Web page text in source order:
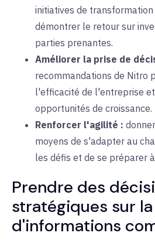
initiatives de
démontrer le retour sur
parties prenantes.
Améliorer la prise de
recommandations de Nitro
l'efficacité de l'entreprise
opportunités de croissance.
Renforcer l'agilité :
moyens de s'adapter au
les défis et de se préparer
Prendre des
stratégiques sur
d'informations